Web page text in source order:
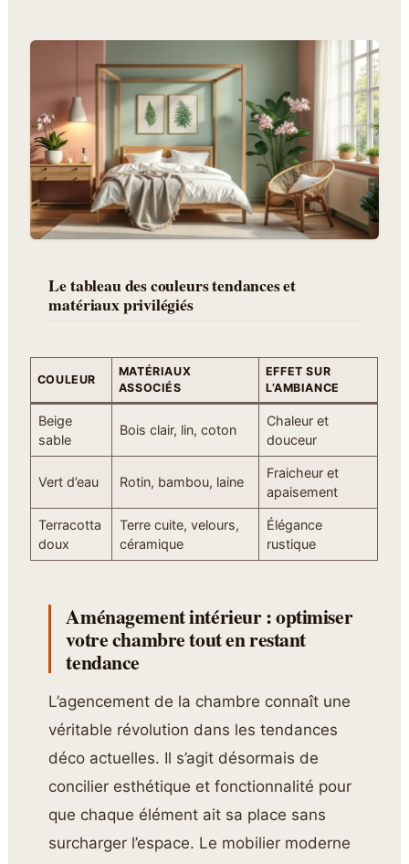
Le tableau des couleurs tendances et
matériaux privilégiés
COULEUR
MATÉRIAUX
ASSOCIÉS
EFFET SUR
L’AMBIANCE
Beige
sable
Bois clair, lin, coton
Chaleur et
douceur
Vert d’eau Rotin, bambou, laine
Fraicheur et
apaisement
Terracotta
doux
Terre cuite, velours,
céramique
Élégance
rustique
Aménagement intérieur : optimiser
votre chambre tout en restant
tendance
L’agencement de la chambre connaît une
véritable révolution dans les tendances
déco actuelles. Il s’agit désormais de
concilier esthétique et fonctionnalité pour
que chaque élément ait sa place sans
surcharger l’espace. Le mobilier moderne